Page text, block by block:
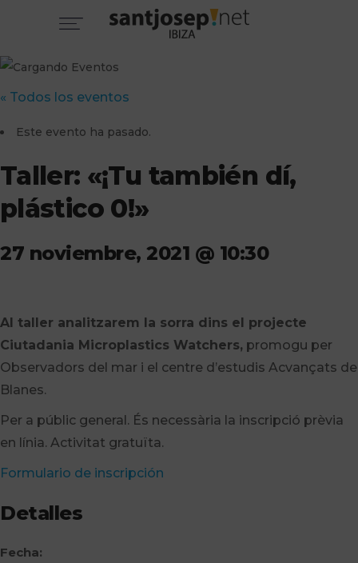
« Todos los eventos
Este evento ha pasado.
Taller: «¡Tu también dí,
plástico 0!»
27 noviembre, 2021 @ 10:30
Al taller analitzarem la sorra dins el projecte
Ciutadania Microplastics Watchers, promogu per
Observadors del mar i el centre d’estudis Acvançats de
Blanes.
Per a públic general. És necessària la inscripció prèvia
en línia. Activitat gratuïta.
Formulario de inscripción
Detalles
Fecha: